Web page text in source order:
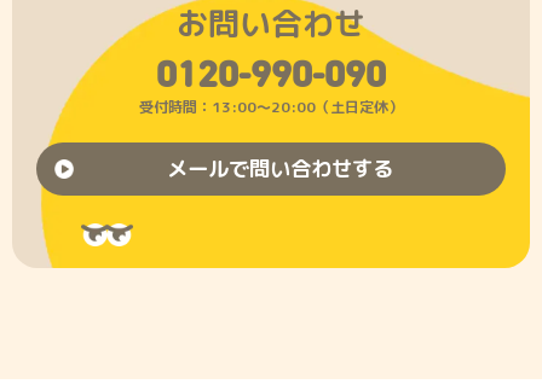
お問い合わせ
0120-990-090
受付時間：13:00〜20:00（土日定休）
メールで問い合わせする